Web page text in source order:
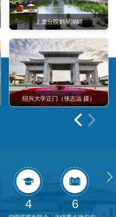
上虞分院鹤琴湖畔
绍兴大学正门（张志远 摄）
4 6